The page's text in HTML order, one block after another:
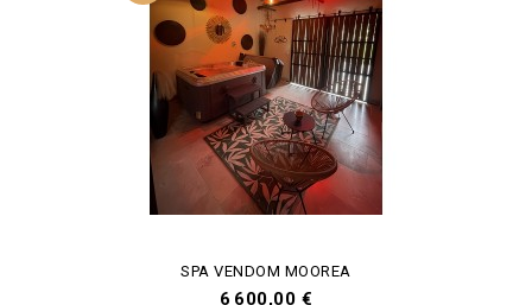
SPA VENDOM MOOREA
Prix
6 600,00 €